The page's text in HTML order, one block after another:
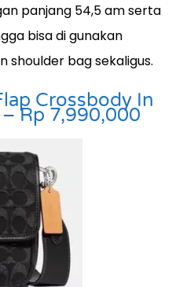
panjang 54,5 am serta
bisa di gunakan
shoulder bag sekaligus.
Crossbody In
Rp 7,990,000